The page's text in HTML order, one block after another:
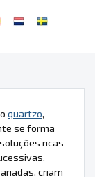
quartzo,
se forma
ricas
criam